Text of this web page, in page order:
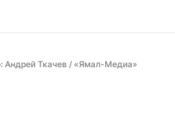
Андрей Ткачев / «Ямал-Медиа»